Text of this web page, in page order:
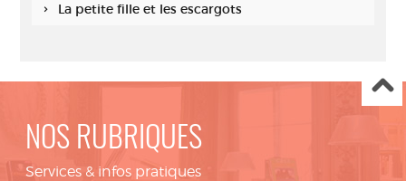
La petite fille et les escargots
NOS RUBRIQUES
Services & infos pratiques